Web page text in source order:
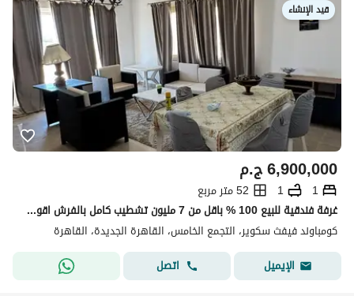
قيد الإنشاء
ج.م6,900,000
1
1
52 متر مربع
غرفة فندقية للبيع 100 % باقل من 7 مليون تشطيب كامل بالفرش اقوي و اميز لوكيشن في المراسم فيفث سكوير التجمع الخامس القاهرة الجديدة Marasem fifth square
كومباوند فيفث سكوير، التجمع الخامس، القاهرة الجديدة، القاهرة
الإيميل
اتصل